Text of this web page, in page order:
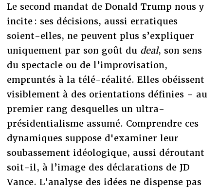
Le second mandat de Donald Trump nous y
incite : ses décisions, aussi erratiques
soient-elles, ne peuvent plus s’expliquer
uniquement par son goût du deal, son sens
du spectacle ou de l’improvisation,
empruntés à la télé-réalité. Elles obéissent
visiblement à des orientations définies – au
premier rang desquelles un ultra-
présidentialisme assumé. Comprendre ces
dynamiques suppose d'examiner leur
soubassement idéologique, aussi déroutant
soit-il, à l’image des déclarations de JD
Vance. L'analyse des idées ne dispense pas